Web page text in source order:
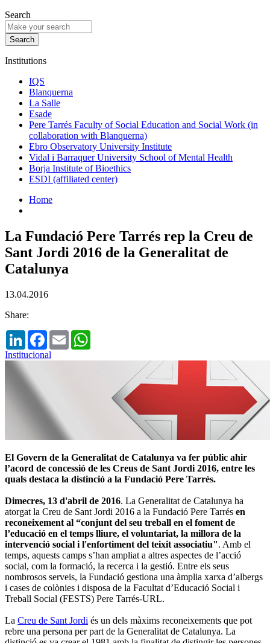
Search
Institutions
IQS
Blanquerna
La Salle
Esade
Pere Tarrés Faculty of Social Education and Social Work (in
collaboration with Blanquerna)
Ebro Observatory University Institute
Vidal i Barraquer University School of Mental Health
Borja Institute of Bioethics
ESDI (affiliated center)
Home
La Fundació Pere Tarrés rep la Creu de
Sant Jordi 2016 de la Generalitat de
Catalunya
13.04.2016
Share:
LinkedInFacebook
Email
Institucional
El Govern de la Generalitat de Catalunya va fer públic ahir
l’acord de concessió de les Creus de Sant Jordi 2016, entre les
quals destaca la distinció a la Fundació Pere Tarrés.
Dimecres, 13 d'abril de 2016. La Generalitat de Catalunya ha
atorgat la Creu de Sant Jordi 2016 a la Fundació Pere Tarrés en
reconeixement al “conjunt del seu treball en el foment de
l’educació en el temps lliure, el voluntariat, la millora de la
intervenció social i l'enfortiment del teixit associatiu". Amb el
temps, aquests camps s’han ampliat a altres aspectes de l’acció
social, com la formació, la recerca i la gestió. Entre els seus
nombrosos serveis, la Fundació gestiona una àmplia xarxa d’albergs
i cases de colònies i disposa de la Facultat d’Educació Social i
Treball Social (FESTS) Pere Tarrés-URL.
La Creu de Sant Jordi és un dels màxims reconeixements que pot
rebre una persona per part de la Generalitat de Catalunya. La